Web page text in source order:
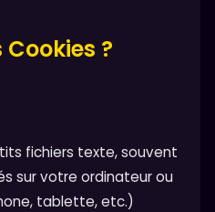
Cookies ?
fichiers texte, souvent
sur votre ordinateur ou
tablette, etc.)